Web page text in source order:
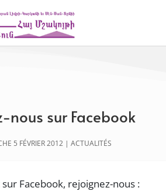
nous sur Facebook
5 FÉVRIER 2012 |ACTUALITÉS
sur Facebook, rejoignez-nous :